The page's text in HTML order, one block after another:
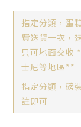
指定分類，蛋
費送貨一次，
只可地面交收
士尼等地區**
指定分類，磅
註即可